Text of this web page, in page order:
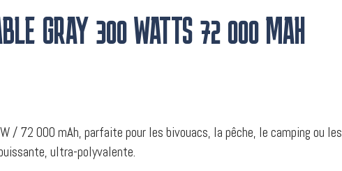
GRAY 300 WATTS 72 000 MAH
/ 72 000 mAh, parfaite pour les bivouacs, la pêche, le camping ou les
ultra-polyvalente.